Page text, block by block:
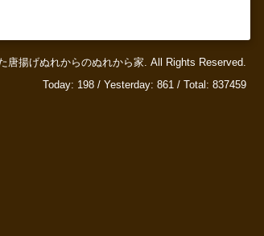
唐揚げぬれからのぬれから家. All Rights Reserved.
Today: 198 / Yesterday: 861 / Total: 837459